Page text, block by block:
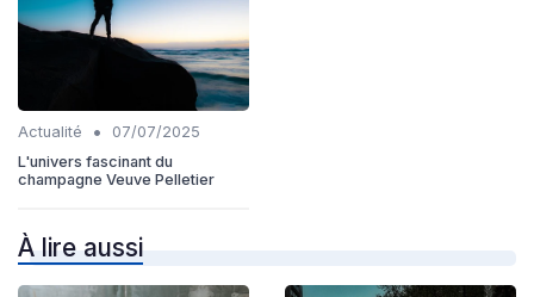
Actualité •
07/07/2025
L'univers fascinant du
champagne Veuve Pelletier
À lire aussi